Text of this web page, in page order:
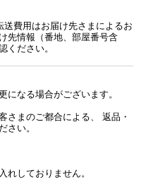
費用はお届け先さまによるお
先情報（番地、部屋番号含
ください。
なる場合がございます。
さまのご都合による、 返品・
さい。
しておりません。